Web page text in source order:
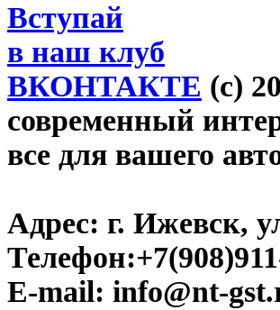
Вступай
в наш клуб
ВКОНТАКТЕ (c)
современный
все для вашего
Адрес: г. Ижевск,
Телефон:
E-mail: info@nt-